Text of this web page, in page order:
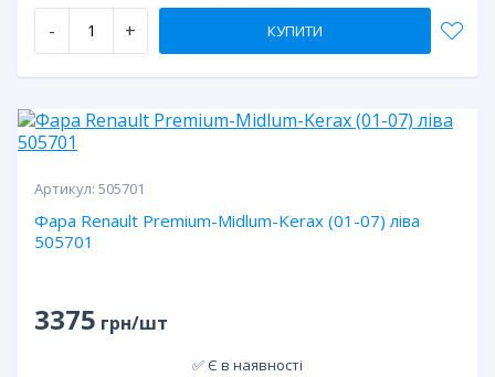
- + КУПИТИ
Артикул: 505701
Фара Renault Premium-Midlum-Kerax (01-07) ліва
505701
3375 грн/шт
✅ Є в наявності